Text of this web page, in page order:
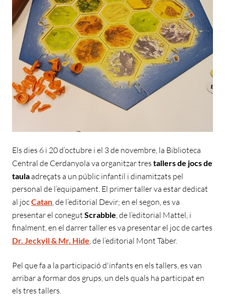
Els dies 6 i 20 d’octubre i el 3 de novembre, la Biblioteca
Central de Cerdanyola va organitzar tres tallers de jocs de
taulaadreçats a un públic infantil i dinamitzats pel
personal de l’equipament. El primer taller va estar dedicat
al jocCatan, de l’editorial Devir; en el segon, es va
presentar el conegut Scrabble, de l’editorial Mattel, i
finalment, en el darrer taller es va presentar el joc de cartes
Dr. Jeckyll & Mr. Hide, de l’editorial Mont Tàber.
Pel que fa a la participació d'infants en els tallers, es van
arribar a formar dos grups, un dels quals ha participat en
els tres tallers.